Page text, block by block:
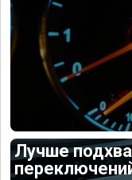
Лучше